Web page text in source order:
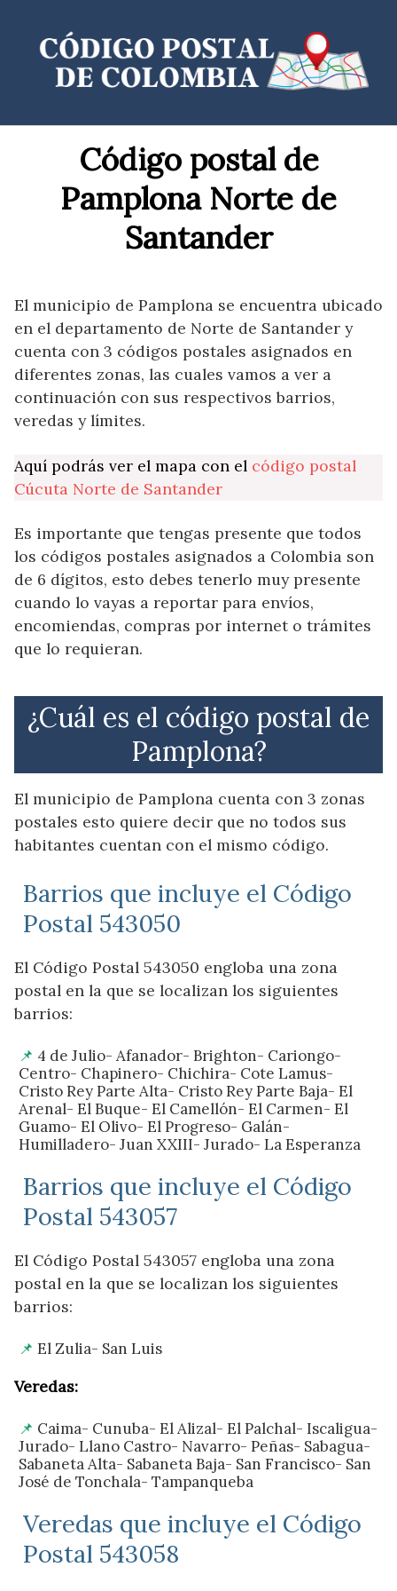
contenido
Código postal de
Pamplona Norte de
Santander
El municipio de Pamplona se encuentra ubicado
en el departamento de Norte de Santander y
cuenta con 3 códigos postales asignados en
diferentes zonas, las cuales vamos a ver a
continuación con sus respectivos barrios,
veredas y límites.
Aquí podrás ver el mapa con el código postal
Cúcuta Norte de Santander
Es importante que tengas presente que todos
los códigos postales asignados a Colombia son
de 6 dígitos, esto debes tenerlo muy presente
cuando lo vayas a reportar para envíos,
encomiendas, compras por internet o trámites
que lo requieran.
¿Cuál es el código postal de
Pamplona?
El municipio de Pamplona cuenta con 3 zonas
postales esto quiere decir que no todos sus
habitantes cuentan con el mismo código.
Barrios que incluye el Código
Postal 543050
El Código Postal 543050 engloba una zona
postal en la que se localizan los siguientes
barrios:
4 de Julio- Afanador- Brighton- Cariongo-
Centro- Chapinero- Chichira- Cote Lamus-
Cristo Rey Parte Alta- Cristo Rey Parte Baja- El
Arenal- El Buque- El Camellón- El Carmen- El
Guamo- El Olivo- El Progreso- Galán-
Humilladero- Juan XXIII- Jurado- La Esperanza
Barrios que incluye el Código
Postal 543057
El Código Postal 543057 engloba una zona
postal en la que se localizan los siguientes
barrios:
El Zulia- San Luis
Veredas:
Caima- Cunuba- El Alizal- El Palchal- Iscaligua-
Jurado- Llano Castro- Navarro- Peñas- Sabagua-
Sabaneta Alta- Sabaneta Baja- San Francisco- San
José de Tonchala- Tampanqueba
Veredas que incluye el Código
Postal 543058